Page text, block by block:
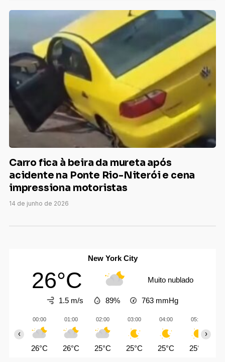
Carro fica à beira da mureta após
acidente na Ponte Rio-Niterói e cena
impressiona motoristas
14 de junho de 2026
New York City
26°C Muito nublado
1.5 m/s 89% 763 mmHg
00:00
26°C
01:00
26°C
02:00
25°C
03:00
25°C
04:00
25°C
05:00
25°C
‹ ›